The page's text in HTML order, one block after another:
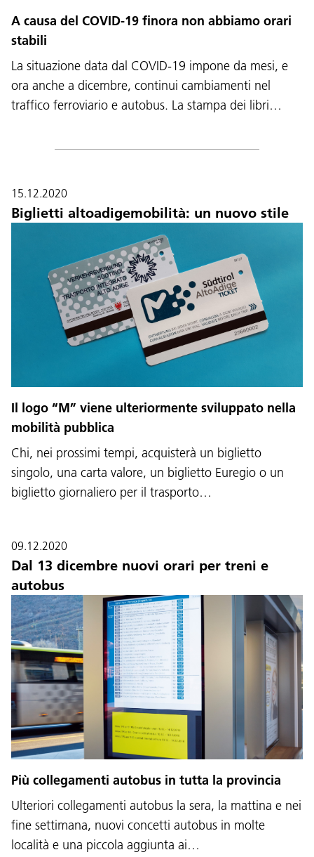
Lingua:
DEU
ITA LAD
Service Desk:+39 0471 220880
Impressum Privacy e cookie policy
Termini e condizioni d'uso Reclami Jobs
A causa del COVID-19 finora non abbiamo orari
stabili
La situazione data dal COVID-19 impone da mesi, e
ora anche a dicembre, continui cambiamenti nel
traffico ferroviario e autobus. La stampa dei libri…
15.12.2020
Biglietti altoadigemobilità: un nuovo stile
Il logo “M” viene ulteriormente sviluppato nella
mobilità pubblica
Chi, nei prossimi tempi, acquisterà un biglietto
singolo, una carta valore, un biglietto Euregio o un
biglietto giornaliero per il trasporto…
09.12.2020
Dal 13 dicembre nuovi orari per treni e
autobus
Più collegamenti autobus in tutta la provincia
Ulteriori collegamenti autobus la sera, la mattina e nei
fine settimana, nuovi concetti autobus in molte
località e una piccola aggiunta ai…